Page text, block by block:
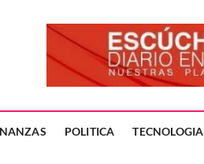
DÍA EN LA NOTICIA
POLITICA TECNOLOGIA